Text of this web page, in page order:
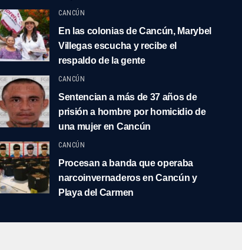
CANCÚN
En las colonias de Cancún, Marybel
Villegas escucha y recibe el
respaldo de la gente
CANCÚN
Sentencian a más de 37 años de
prisión a hombre por homicidio de
una mujer en Cancún
CANCÚN
Procesan a banda que operaba
narcoinvernaderos en Cancún y
Playa del Carmen